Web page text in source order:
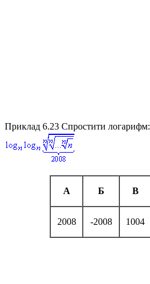
Приклад 6.23 Спростити логарифм:
А Б В
2008 -2008 1004